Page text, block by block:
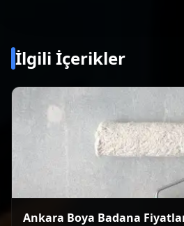
İlgili İçerikler
Ankara Boya Badana